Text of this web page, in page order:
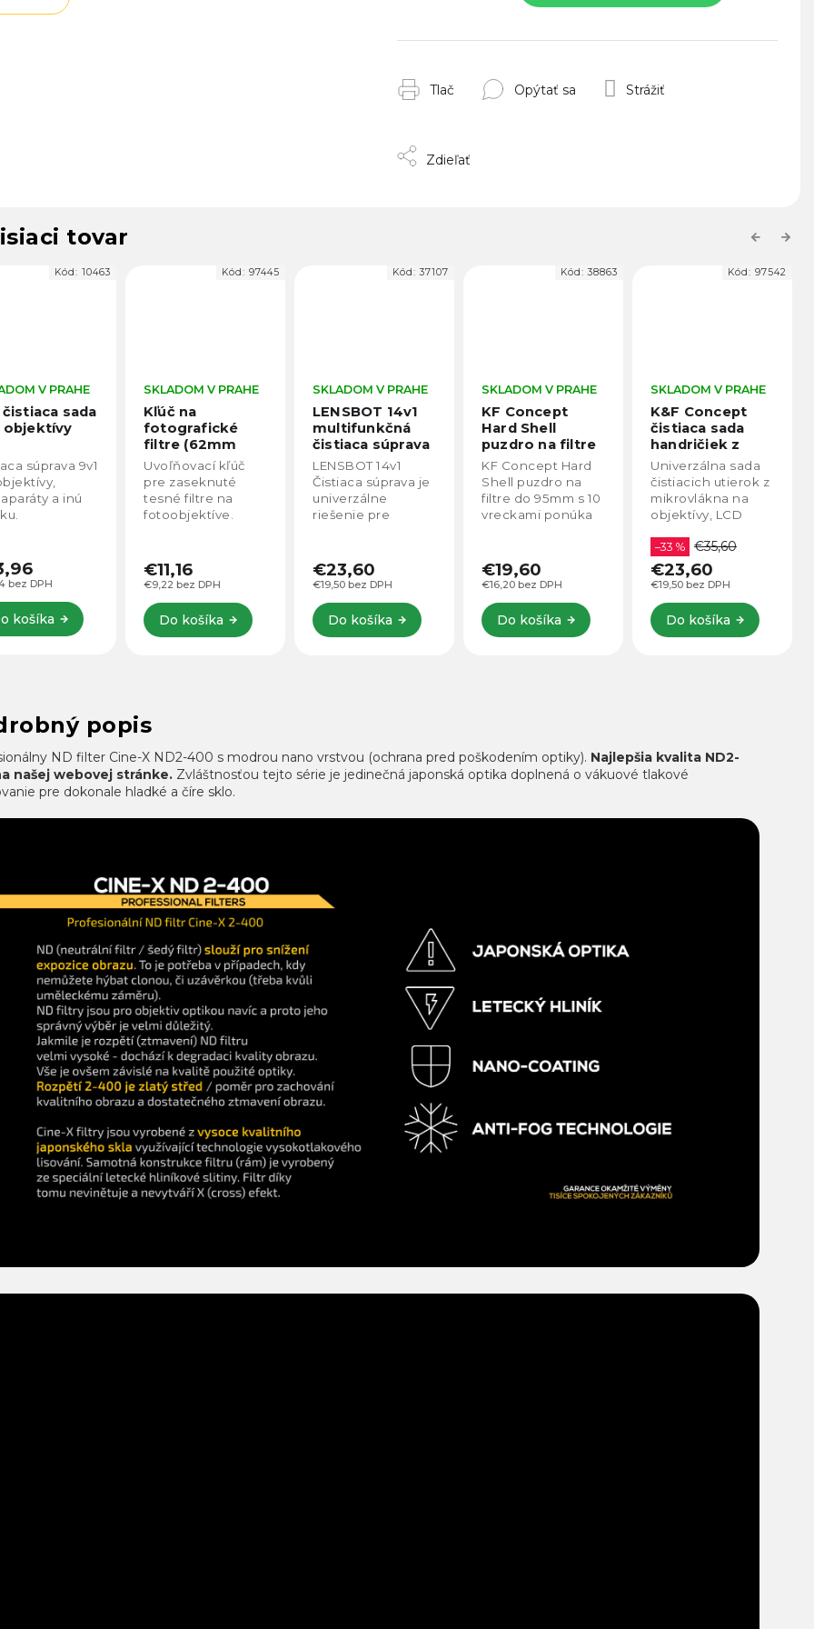
Tlač Opýtať sa Strážiť
Zdieľať
tovar Previous
na
72mm
V PRAHE
bez DPH
košíka
kľúč
filtre na
Kód: 97445
LENSBOT 14v1
multifunkčná
čistiaca súprava
SKLADOM V PRAHE
€19,50 bez DPH
€23,60
Do košíka
LENSBOT 14v1
Čistiaca súprava je
univerzálne
riešenie pre
Obsahuje
špecializované
čistenie
fotoaparátov,
Kód:37107
KF Concept
Hard Shell
puzdro na filtre
do 95mm s 10
vreckami
KF13.175
SKLADOM V PRAHE
€16,20 bez DPH
€19,60
Do košíka
KF Concept Hard
Shell puzdro na
filtre do 95mm s 10
vreckami ponúka
uloženie až
desiatich filtrov,
ďalšieho
príslušenstva.
Kód: 38863
K&F Concept
čistiaca sada
handričiek z
mikrovlákna 20
ks (15x15cm)
SKLADOM V PRAHE
€19,50 bez DPH
€23,60
Do košíka
Univerzálna sada
čistiacich utierok z
mikrovlákna na
objektívy, LCD
Kód: 97542
Ulanzi CO26
26v1 Čistiaca
sada pre
objektívy a APS-
C kamery
SKLADOM V PRAHE
€26,12 bez DPH
€31,60
Do košíka
Profesionálna
súprava na čistenie
fotoaparátov a
objektívov
kompletné
vybavenie na
bezpečné
prachu, odtlačkov
prstov a nečistôt.
Kód:36055
Next
popis
ND filter Cine-X ND2-400 s modrou nano vrstvou (ochrana pred poškodením optiky). Najlepšia kvalita ND2-
našej webovej stránke. Zvláštnosťou tejto série je jedinečná japonská optika doplnená o vákuové tlakové
pre dokonale hladké a číre sklo.